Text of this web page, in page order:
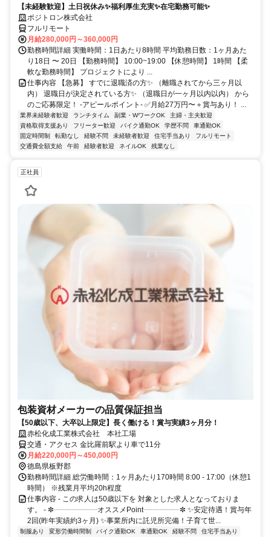
【未経験歓迎】土日祝休み✨福利厚生充実✨在宅勤務可能✨
ポジトロン株式会社
フルリモート
月給280,000円～360,000円
勤務時間詳細 実働時間：1日あたり8時間 平均勤務日数：1ヶ月あた
り18日 〜 20日 【勤務時間】 10:00~19:00 【休憩時間】 1時間 【柔
軟な勤務時間】 プロジェクトにより ...
仕事内容 【急募】 すでに退職済の方✨ （離職されてから三ヶ月以
内） 退職日が決定されている方✨ （退職日が一ヶ月以内以内） から
のご応募限定！ -アピールポイント- ✅月給27万円〜＋賞与あり！ ...
業界未経験者歓迎 ランチタイム 副業・WワークOK
主婦・主夫歓迎
資格取得支援あり
フリーター歓迎 バイク通勤OK 学歴不問
車通勤OK
固定時間制
転勤なし 経験不問 未経験者歓迎 住宅手当あり
フルリモート
交通費全額支給
午前 経験者歓迎 ネイルOK 残業なし
正社員
包装資材メーカーの品質保証担当
【50歳以下、大卒以上限定】長く働ける！賞与実績3ヶ月分！
赤松化成工業株式会社 本社工場
交通・アクセス 金比羅前駅より車で11分
月給220,000円～450,000円
徳島県板野郡
勤務時間詳細 総労働時間：1ヶ月あたり170時間 8:00 - 17:00（休憩1
時間） ※残業月平均20h程度
仕事内容 - この求人は50歳以下を 対象とした求人となっておりま
す。 - ✼┈┈┈┈┈┈オススメPoint┈┈┈┈┈✼ ✨安定待遇！賞与年
2回(昨年実績約3ヶ月) ✨事業所内に託児所完備！子育て世...
制服あり 変形労働時間制 バイク通勤OK 車通勤OK 経験不問
住宅手当あり